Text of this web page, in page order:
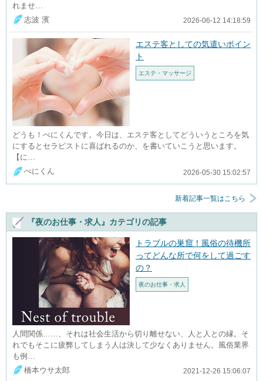
れませ…
志波 濱
2026-06-12 14:18:59
エステ客としての気遣いポイン
ト
エステ・マッサージ
どうも！ぺにくんです。今日は、エステ客としてどういうところを気
にするとセラピストに喜ばれるのか、を書いていこうと思います。
【に…
ぺにくん
2026-05-30 15:02:57
新着記事一覧はこちら
『夜のお仕事・求人』カテゴリの記事
トラブルの巣窟！風俗の待機所
ってどんな所で何をして過ごす
の？
夜のお仕事・求人
人間関係……、それは社会生活から切り離せない、人と人との縁。そ
れでもそこに疲弊してしまう人は決して少なくありません。風俗業界
も例…
橋本ウサ太郎
2021-12-26 15:06:07